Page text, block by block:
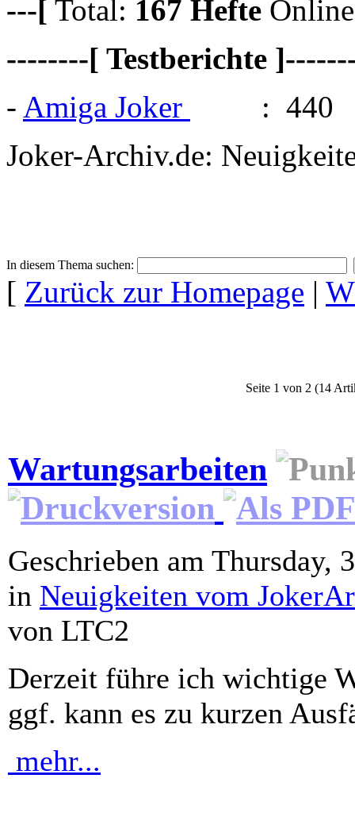
---[ Total: 167 Hefte Online
--------[ Testberichte
- Amiga Joker
: 440
Joker-Archiv.de:
In diesem Thema suchen:
[ Zurück zur Homepage |
Seite 1 von 2 (14
Wartungsarbeiten
Geschrieben am Thursday,
in Neuigkeiten vom
von LTC2
Derzeit führe ich wichtige
ggf. kann es zu kurzen
mehr...